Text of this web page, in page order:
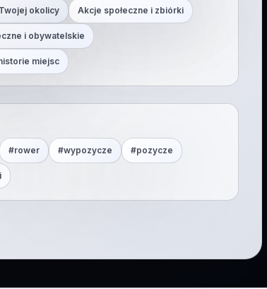
okolicy Akcje społeczne i zbiórki
i obywatelskie
miejsc
#rower #wypozycze #pozycze